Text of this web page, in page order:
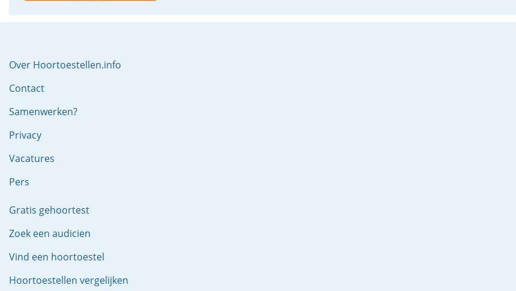
Over Hoortoestellen.info
Contact
Samenwerken?
Privacy
Vacatures
Pers
Gratis gehoortest
Zoek een audicien
Vind een hoortoestel
Hoortoestellen vergelijken